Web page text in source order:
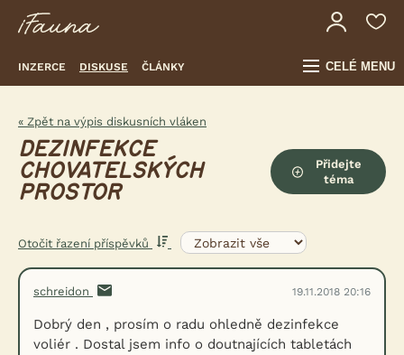
INZERCE DISKUSE ČLÁNKY CELÉ MENU
« Zpět na výpis diskusních vláken
DEZINFEKCE
CHOVATELSKÝCH
PROSTOR
Přidejte
téma
Otočit řazení příspěvků
schreidon 19.11.2018 20:16
Dobrý den , prosím o radu ohledně dezinfekce
voliér . Dostal jsem info o doutnajících tabletách